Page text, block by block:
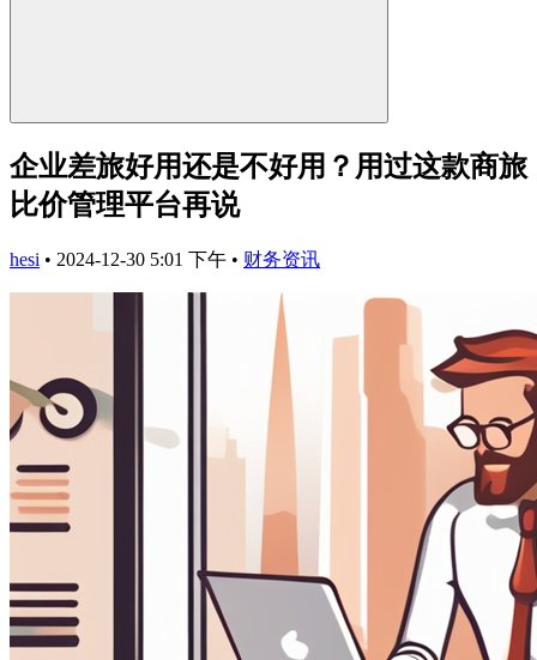
企业差旅好用还是不好用？用过这款商旅
比价管理平台再说
hesi • 2024-12-30 5:01 下午 • 财务资讯